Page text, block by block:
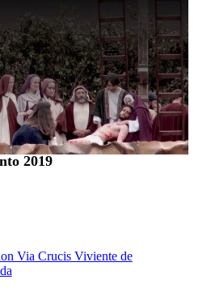
2019
Via Crucis Viviente de